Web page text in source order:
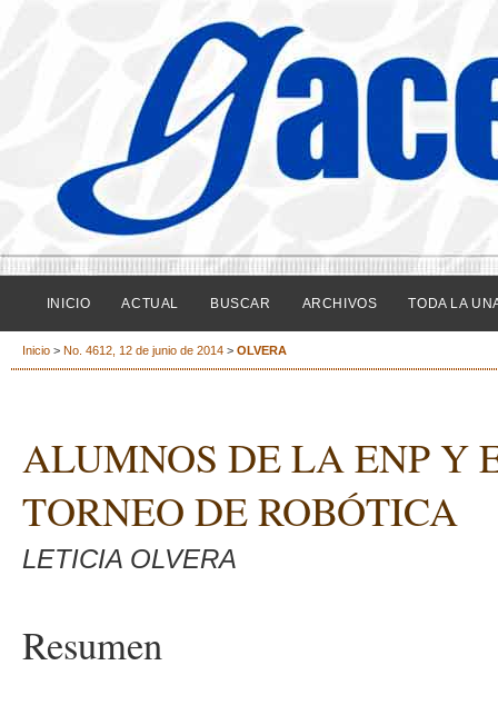
INICIO ACTUAL BUSCAR ARCHIVOS TODA LA
Inicio > No. 4612, 12 de junio de 2014 > OLVERA
ALUMNOS DE LA ENP Y
TORNEO DE ROBÓTICA
LETICIA OLVERA
Resumen